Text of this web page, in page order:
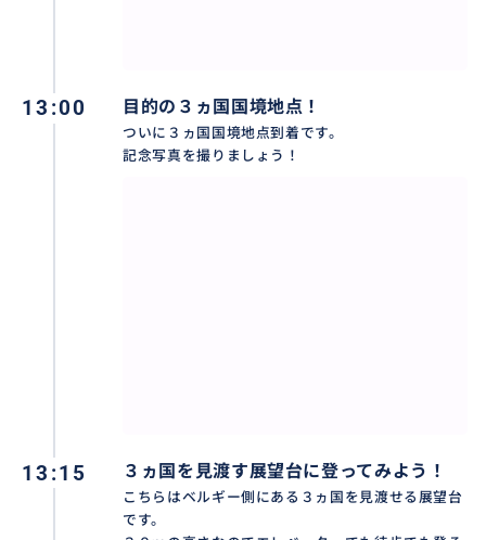
13:00 目的の３ヵ国国境地点！
ついに３ヵ国国境地点到着です。
記念写真を撮りましょう！
13:15 ３ヵ国を見渡す展望台に登ってみよう！
こちらはベルギー側にある３ヵ国を見渡せる展望台
です。